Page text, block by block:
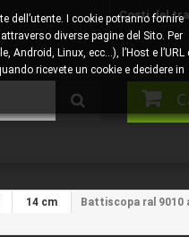
Costi del
14 cm
Battiscopa ral
dell’utente. I cookie potranno fornire
diverse pagine del Sito. Per
Linux, ecc…), l’Host e l’URL
ricevete un cookie e decidere in